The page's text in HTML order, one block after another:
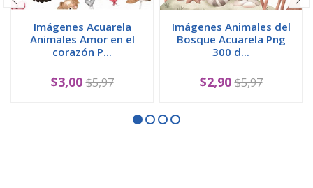
Imágenes Acuarela
Animales Amor en el
corazón P...
$3,00 $5,97
Imágenes Animales del
Bosque Acuarela Png
300 d...
$2,90 $5,97